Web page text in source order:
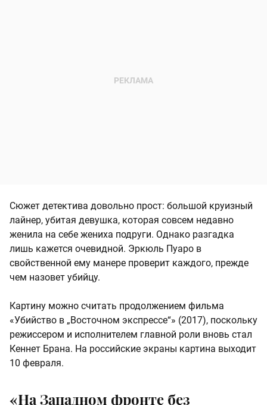
Сюжет детектива довольно прост: большой круизный
лайнер, убитая девушка, которая совсем недавно
женила на себе жениха подруги. Однако разгадка
лишь кажется очевидной. Эркюль Пуаро в
свойственной ему манере проверит каждого, прежде
чем назовет убийцу.
Картину можно считать продолжением фильма
«Убийство в „Восточном экспрессе“» (2017), поскольку
режиссером и исполнителем главной роли вновь стал
Кеннет Брана. На российские экраны картина выходит
10 февраля.
«На Западном фронте без